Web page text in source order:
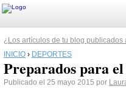
¿Los artículos de tu blog publicados
INICIO › DEPORTES
Preparados para
Publicado el 25 mayo 2015 por